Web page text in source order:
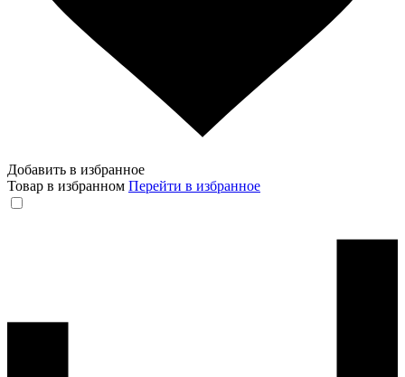
Добавить в избранное
Товар в избранном Перейти в избранное